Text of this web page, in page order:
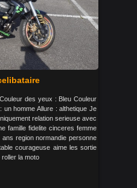
des yeux : Bleu Couleur
homme Allure : althetique Je
relation serieuse avec
famille fidelite cinceres femme
region normandie personne
courageuse aime les sortie
roller la moto